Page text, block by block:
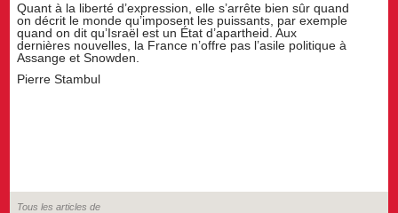
Quant à la liberté d’expression, elle s’arrête bien sûr quand
on décrit le monde qu’imposent les puissants, par exemple
quand on dit qu’Israël est un État d’apartheid. Aux
dernières nouvelles, la France n’offre pas l’asile politique à
Assange et Snowden.
Pierre Stambul
Tous les articles de